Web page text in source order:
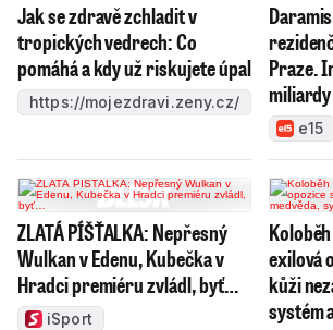
Jak se zdravě zchladit v
tropických vedrech: Co
pomáhá a kdy už riskujete úpal
https://mojezdravi.zeny.cz/
Praze.
miliardy
e15
ZLATÁ PÍŠŤALKA: Nepřesný
Wulkan v Edenu, Kubečka v
Hradci premiéru zvládl, byť…
iSport
exilová
kůži
systém